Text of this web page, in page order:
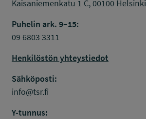
Kaisaniemenkatu 1 C, 00100 Helsinki
Puhelin ark. 9–15:
09 6803 3311
Henkilöstön yhteystiedot
Sähköposti:
info@tsr.fi
Y-tunnus: